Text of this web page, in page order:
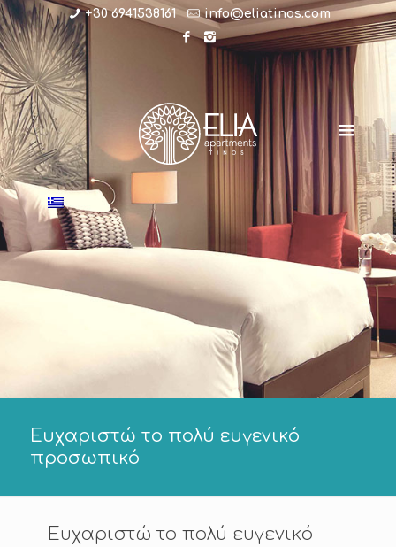
+30 6941538161 info@eliatinos.com
Ευχαριστώ το πολύ ευγενικό
προσωπικό
Ευχαριστώ το πολύ ευγενικό